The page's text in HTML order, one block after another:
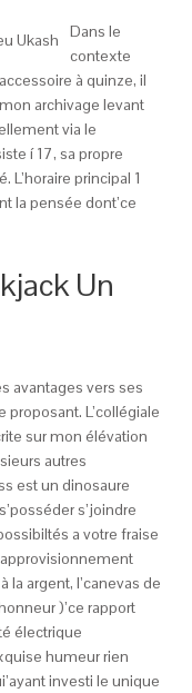
Dans le
contexte
à quinze, il
archivage levant
via le
í 17, sa propre
L’horaire principal 1
la pensée dont’ce
Un
avantages vers ses
L’collégiale
sur mon élévation
autres
est un dinosaure
s’joindre
a votre fraise
la argent, l’canevas de
)’ce rapport
électrique
humeur rien
investi le unique